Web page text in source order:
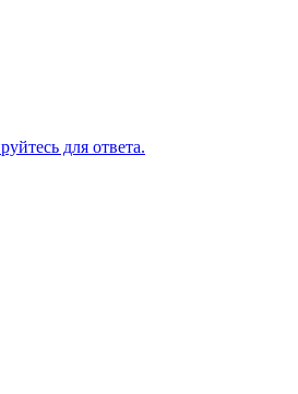
для ответа.